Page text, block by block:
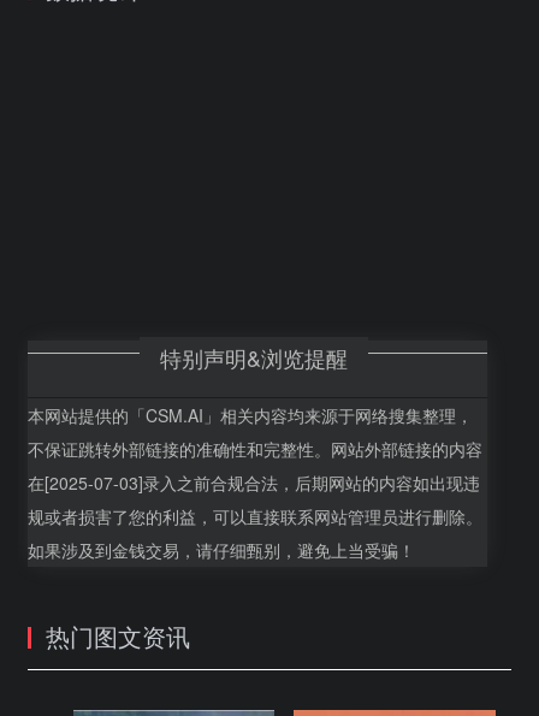
特别声明&浏览提醒
本网站提供的「CSM.AI」相关内容均来源于网络搜集整理，
不保证跳转外部链接的准确性和完整性。网站外部链接的内容
在[2025-07-03]录入之前合规合法，后期网站的内容如出现违
规或者损害了您的利益，可以直接联系网站管理员进行删除。
如果涉及到金钱交易，请仔细甄别，避免上当受骗！
热门图文资讯